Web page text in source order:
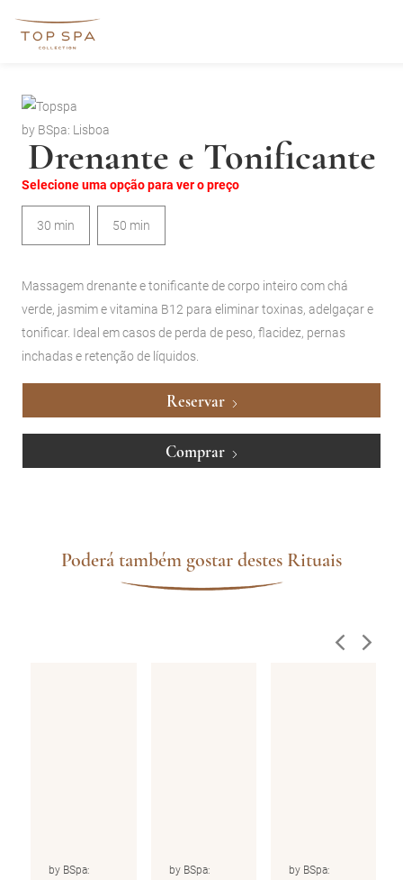
by BSpa: Lisboa
Drenante e Tonificante
Selecione uma opção para ver o preço
30 min 50 min
Massagem drenante e tonificante de corpo inteiro com chá
verde, jasmim e vitamina B12 para eliminar toxinas, adelgaçar e
tonificar. Ideal em casos de perda de peso, flacidez, pernas
inchadas e retenção de líquidos.
Reservar
Comprar
Poderá também gostar destes Rituais
by BSpa:
by BSpa:
by BSpa: